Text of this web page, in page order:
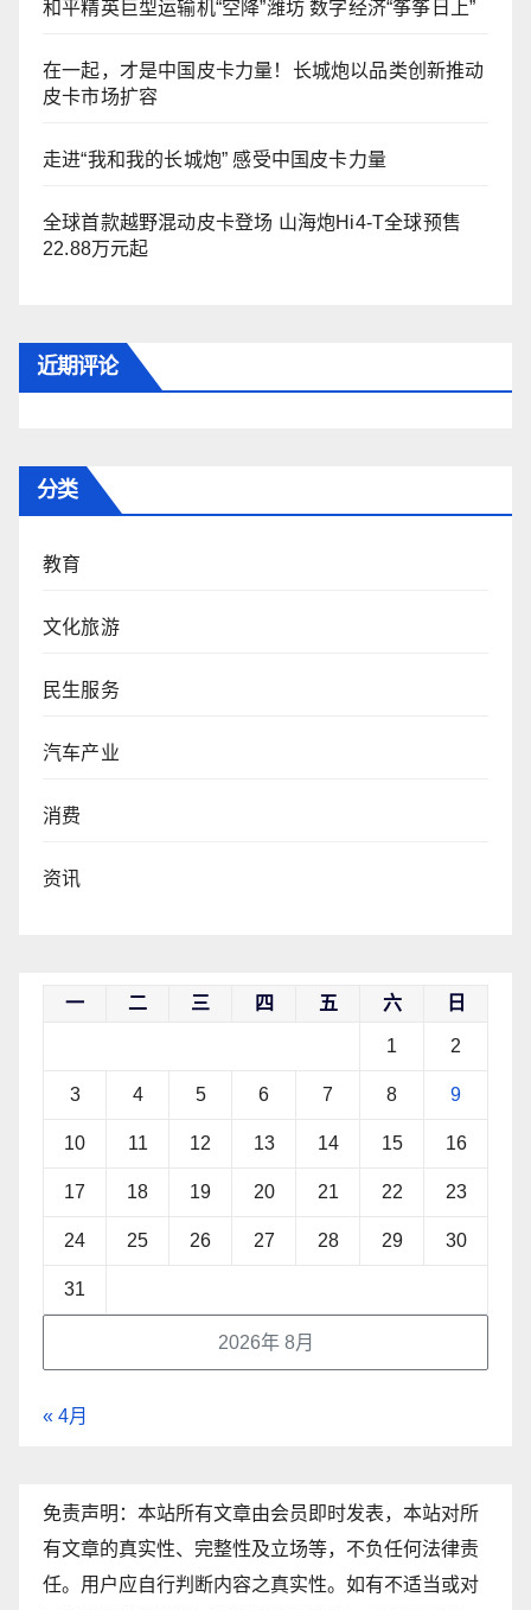
和平精英巨型运输机“空降”潍坊 数字经济“筝筝日上”
在一起，才是中国皮卡力量！长城炮以品类创新推动
皮卡市场扩容
走进“我和我的长城炮” 感受中国皮卡力量
全球首款越野混动皮卡登场 山海炮Hi4-T全球预售
22.88万元起
近期评论
分类
教育
文化旅游
民生服务
汽车产业
消费
资讯
2026年 8月
一 二 三 四 五 六 日
1 2
3 4 5 6 7 8 9
10 11 12 13 14 15 16
17 18 19 20 21 22 23
24 25 26 27 28 29 30
31
« 4月
免责声明：本站所有文章由会员即时发表，本站对所
有文章的真实性、完整性及立场等，不负任何法律责
任。用户应自行判断内容之真实性。如有不适当或对